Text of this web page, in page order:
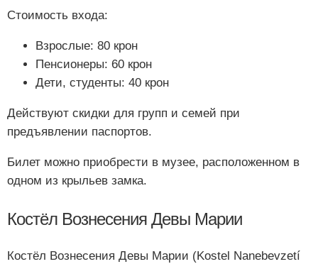
Стоимость входа:
Взрослые: 80 крон
Пенсионеры: 60 крон
Дети, студенты: 40 крон
Действуют скидки для групп и семей при
предъявлении паспортов.
Билет можно приобрести в музее, расположенном в
одном из крыльев замка.
Костёл Вознесения Девы Марии
Костёл Вознесения Девы Марии (Kostel Nanebevzetí